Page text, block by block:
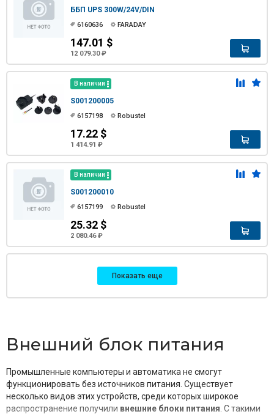
ББП UPS 300W/24V/DIN
6160636 FARADAY
147.01 $
12 079.30 ₽
В наличии
S001200005
6157198 Robustel
17.22 $
1 414.91 ₽
В наличии
S001200010
6157199 Robustel
25.32 $
2 080.46 ₽
Показать еще
Внешний блок питания
Промышленные компьютеры и автоматика не смогут
функционировать без источников питания. Существует
несколько видов этих устройств, среди которых широкое
распространение получили внешние блоки питания . С такими